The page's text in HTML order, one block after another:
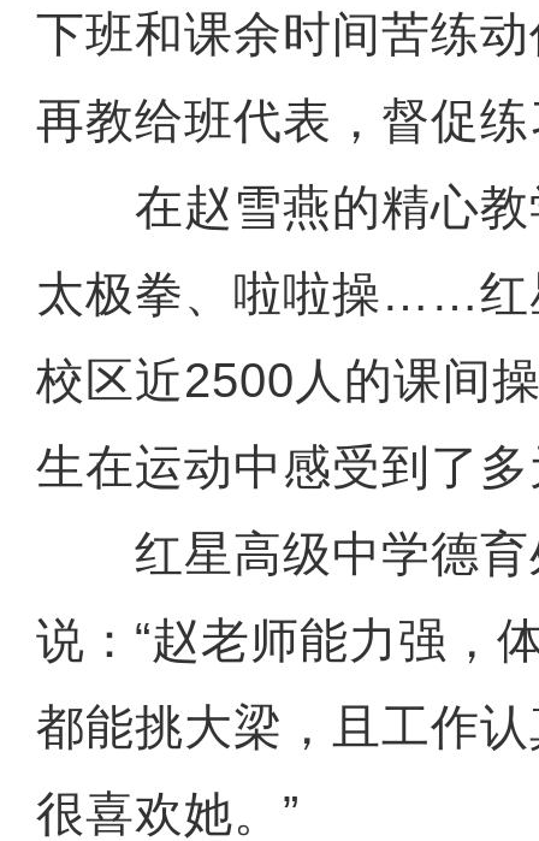
下班和课余时间苦练
再教给班代表，督促
在赵雪燕的精心教
太极拳、啦啦操……红
校区近2500人的课间
生在运动中感受到了
红星高级中学德育
说：“赵老师能力强，
都能挑大梁，且工作
很喜欢她。”